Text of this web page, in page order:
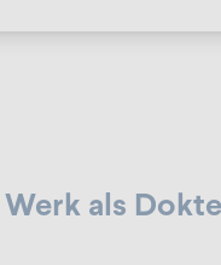
als